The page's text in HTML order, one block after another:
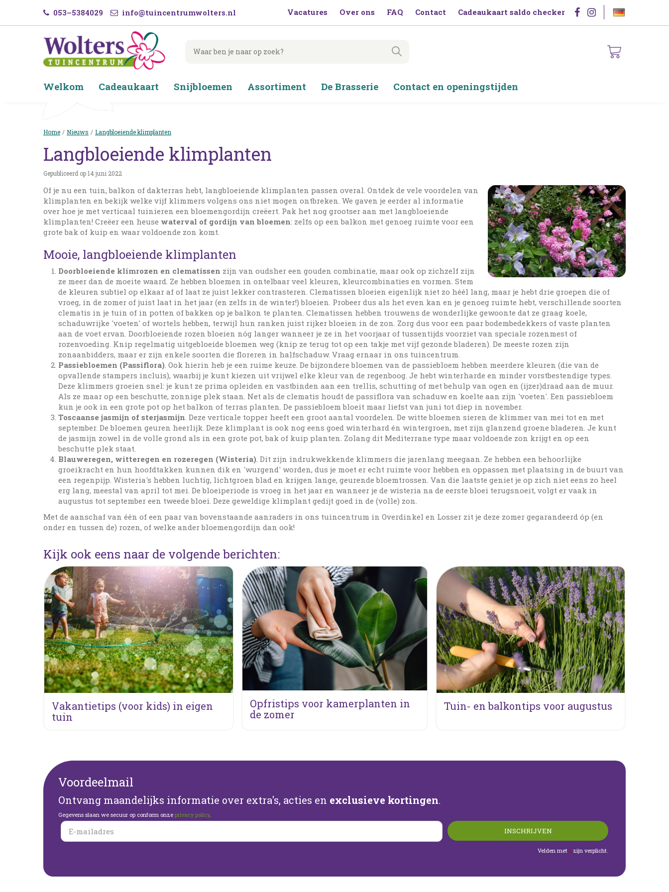
content
Home Nieuws Langbloeiende klimplanten
053–5384029 info@tuincentrumwolters.nl Vacatures Over ons FAQ Contact Cadeaukaart saldo checker
Welkom Cadeaukaart Snijbloemen Assortiment De Brasserie Contact en openingstijden
Langbloeiende klimplanten
Gepubliceerd op14 juni 2022
Of je nu een tuin, balkon of dakterras hebt, langbloeiende klimplanten passen overal. Ontdek de vele voordelen van
klimplanten en bekijk welke vijf klimmers volgens ons niet mogen ontbreken. We gaven je eerder al informatie
over hoe je met verticaal tuinieren een bloemengordijn creëert. Pak het nog grootser aan met langbloeiende
klimplanten! Creëer een heuse waterval of gordijn van bloemen: zelfs op een balkon met genoeg ruimte voor een
grote bak of kuip en waar voldoende zon komt.
Mooie, langbloeiende klimplanten
Doorbloeiende klimrozen en clematissen zijn van oudsher een gouden combinatie, maar ook op zichzelf zijn
ze meer dan de moeite waard. Ze hebben bloemen in ontelbaar veel kleuren, kleurcombinaties en vormen. Stem
de kleuren subtiel op elkaar af of laat ze juist lekker contrasteren. Clematissen bloeien eigenlijk niet zo héél lang, maar je hebt drie groepen die of
vroeg, in de zomer of juist laat in het jaar (en zelfs in de winter!) bloeien. Probeer dus als het even kan en je genoeg ruimte hebt, verschillende soorten
clematis in je tuin of in potten of bakken op je balkon te planten. Clematissen hebben trouwens de wonderlijke gewoonte dat ze graag koele,
schaduwrijke 'voeten' of wortels hebben, terwijl hun ranken juist rijker bloeien in de zon. Zorg dus voor een paar bodembedekkers of vaste planten
aan de voet ervan. Doorbloeiende rozen bloeien nóg langer wanneer je ze in het voorjaar of tussentijds voorziet van speciale rozenmest of
rozenvoeding. Knip regelmatig uitgebloeide bloemen weg (knip ze terug tot op een takje met vijf gezonde bladeren). De meeste rozen zijn
zonaanbidders, maar er zijn enkele soorten die floreren in halfschaduw. Vraag ernaar in ons tuincentrum.
Passiebloemen (Passiflora). Ook hierin heb je een ruime keuze. De bijzondere bloemen van de passiebloem hebben meerdere kleuren (die van de
opvallende stampers incluis), waarbij je kunt kiezen uit vrijwel elke kleur van de regenboog. Je hebt winterharde en minder vorstbestendige types.
Deze klimmers groeien snel: je kunt ze prima opleiden en vastbinden aan een trellis, schutting of met behulp van ogen en (ijzer)draad aan de muur.
Als ze maar op een beschutte, zonnige plek staan. Net als de clematis houdt de passiflora van schaduw en koelte aan zijn 'voeten'. Een passiebloem
kun je ook in een grote pot op het balkon of terras planten. De passiebloem bloeit maar liefst van juni tot diep in november.
Toscaanse jasmijn of sterjasmijn. Deze verticale topper heeft een groot aantal voordelen. De witte bloemen sieren de klimmer van mei tot en met
september. De bloemen geuren heerlijk. Deze klimplant is ook nog eens goed winterhard én wintergroen, met zijn glanzend groene bladeren. Je kunt
de jasmijn zowel in de volle grond als in een grote pot, bak of kuip planten. Zolang dit Mediterrane type maar voldoende zon krijgt en op een
beschutte plek staat.
Blauweregen, witteregen en rozeregen (Wisteria). Dit zijn indrukwekkende klimmers die jarenlang meegaan. Ze hebben een behoorlijke
groeikracht en hun hoofdtakken kunnen dik en 'wurgend' worden, dus je moet er echt ruimte voor hebben en oppassen met plaatsing in de buurt van
een regenpijp. Wisteria's hebben luchtig, lichtgroen blad en krijgen lange, geurende bloemtrossen. Van die laatste geniet je op zich niet eens zo heel
erg lang, meestal van april tot mei. De bloeiperiode is vroeg in het jaar en wanneer je de wisteria na de eerste bloei terugsnoeit, volgt er vaak in
augustus tot september een tweede bloei. Deze geweldige klimplant gedijt goed in de (volle) zon.
Met de aanschaf van één of een paar van bovenstaande aanraders in ons tuincentrum in Overdinkel en Losser zit je deze zomer gegarandeerd óp (en
onder en tussen de) rozen, of welke ander bloemengordijn dan ook!
Kijk ook eens naar de volgende berichten:
Vakantietips (voor kids) in eigen
tuin
Opfristips voor kamerplanten in
de zomer
Tuin- en balkontips voor augustus
Voordeelmail
Ontvang maandelijks informatie over extra's, acties en exclusieve kortingen.
Gegevens slaan we secuur op conform onze privacy policy.
Velden met * zijn verplicht.